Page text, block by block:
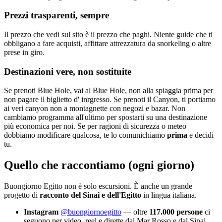
Prezzi trasparenti, sempre
Il prezzo che vedi sul sito è il prezzo che paghi. Niente guide che ti
obbligano a fare acquisti, affittare attrezzatura da snorkeling o altre
prese in giro.
Destinazioni vere, non sostituite
Se prenoti Blue Hole, vai al Blue Hole, non alla spiaggia prima per
non pagare il biglietto d' inrgresso. Se prenoti il Canyon, ti portiamo
ai veri canyon non a montagnette con negozi e bazar. Non
cambiamo programma all'ultimo per spostarti su una destinazione
più economica per noi. Se per ragioni di sicurezza o meteo
dobbiamo modificare qualcosa, te lo comunichiamo prima e decidi
tu.
Quello che raccontiamo (ogni giorno)
Buongiorno Egitto non è solo escursioni. È anche un grande
progetto di racconto del Sinai e dell'Egitto in lingua italiana.
Instagram @buongiornoegitto — oltre 117.000 persone ci